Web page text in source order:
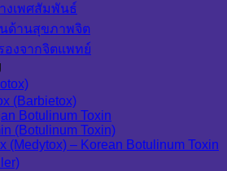
งเพศสัมพันธ์
ด้านสุขภาพจิต
องจากจิตแพทย์
(Barbietox)
Botulinum Toxin
(Botulinum Toxin)
(Medytox) – Korean Botulinum Toxin